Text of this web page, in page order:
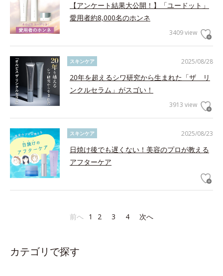
【アンケート結果大公開！】「ユードット」
愛用者約8,000名のホンネ
3409 view
2025/08/28
スキンケア
20年を超えるシワ研究から生まれた「ザ リ
ンクルセラム」がスゴい！
3913 view
2025/08/23
スキンケア
日焼け後でも遅くない！美容のプロが教える
アフターケア
前へ 1 2 3 4 次へ
カテゴリで探す